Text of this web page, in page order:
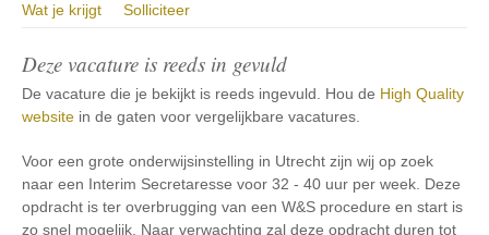
Wat je krijgt Solliciteer
Deze vacature is reeds in gevuld
De vacature die je bekijkt is reeds ingevuld. Hou de High Quality
website in de gaten voor vergelijkbare vacatures.
Voor een grote onderwijsinstelling in Utrecht zijn wij op zoek
naar een Interim Secretaresse voor 32 - 40 uur per week. Deze
opdracht is ter overbrugging van een W&S procedure en start is
zo snel mogelijk. Naar verwachting zal deze opdracht duren tot